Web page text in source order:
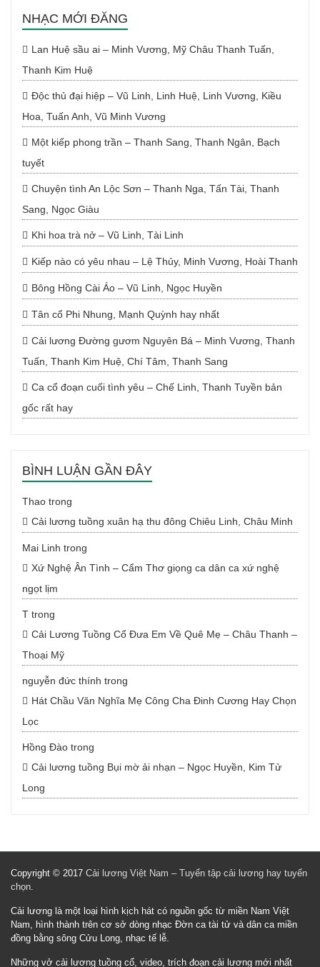
NHẠC MỚI ĐĂNG
Lan Huệ sầu ai – Minh Vương, Mỹ Châu Thanh Tuấn,
Thanh Kim Huệ
Độc thủ đại hiệp – Vũ Linh, Linh Huệ, Linh Vương, Kiều
Hoa, Tuấn Anh, Vũ Minh Vương
Một kiếp phong trần – Thanh Sang, Thanh Ngân, Bạch
tuyết
Chuyện tình An Lộc Sơn – Thanh Nga, Tấn Tài, Thanh
Sang, Ngọc Giàu
Khi hoa trà nở – Vũ Linh, Tài Linh
Kiếp nào có yêu nhau – Lệ Thủy, Minh Vương, Hoài Thanh
Bông Hồng Cài Áo – Vũ Linh, Ngọc Huyền
Tân cổ Phi Nhung, Mạnh Quỳnh hay nhất
Cải lương Đường gươm Nguyên Bá – Minh Vương, Thanh
Tuấn, Thanh Kim Huệ, Chí Tâm, Thanh Sang
Ca cổ đoạn cuối tình yêu – Chế Linh, Thanh Tuyền bản
gốc rất hay
BÌNH LUẬN GẦN ĐÂY
Thao trong
Cải lương tuồng xuân hạ thu đông Chiêu Linh, Châu Minh
Mai Linh trong
Xứ Nghệ Ân Tình – Cẩm Thơ giọng ca dân ca xứ nghệ
ngọt lịm
T trong
Cải Lương Tuồng Cổ Đưa Em Về Quê Mẹ – Châu Thanh –
Thoại Mỹ
nguyễn đức thính trong
Hát Chầu Văn Nghĩa Mẹ Công Cha Đinh Cương Hay Chọn
Lọc
Hồng Đào trong
Cải lương tuồng Bụi mờ ải nhạn – Ngọc Huyền, Kim Tử
Long
Copyright © 2017 Cải lương Việt Nam – Tuyển tập cải lương hay tuyển
chọn.
Cải lương là một loại hình kịch hát có nguồn gốc từ miền Nam Việt
Nam, hình thành trên cơ sở dòng nhạc Đờn ca tài tử và dân ca miền
đồng bằng sông Cửu Long, nhạc tế lễ.
Những vở cải lương tuồng cổ, video, trích đoạn cải lương mới nhất